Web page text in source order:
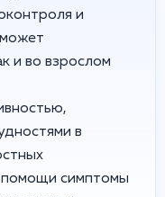
и
и во взрослом
в
помощи симптомы